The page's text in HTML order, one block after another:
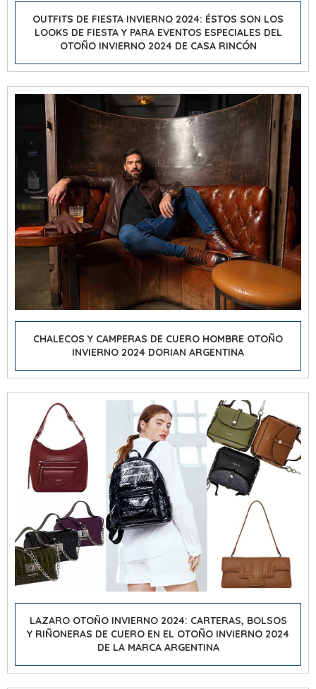
OUTFITS DE FIESTA INVIERNO 2024: ÉSTOS SON LOS
LOOKS DE FIESTA Y PARA EVENTOS ESPECIALES DEL
OTOÑO INVIERNO 2024 DE CASA RINCÓN
CHALECOS Y CAMPERAS DE CUERO HOMBRE OTOÑO
INVIERNO 2024 DORIAN ARGENTINA
LAZARO OTOÑO INVIERNO 2024: CARTERAS, BOLSOS
Y RIÑONERAS DE CUERO EN EL OTOÑO INVIERNO 2024
DE LA MARCA ARGENTINA